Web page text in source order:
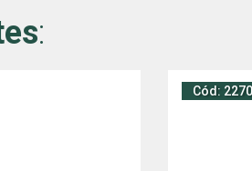
:
Cód: 2270